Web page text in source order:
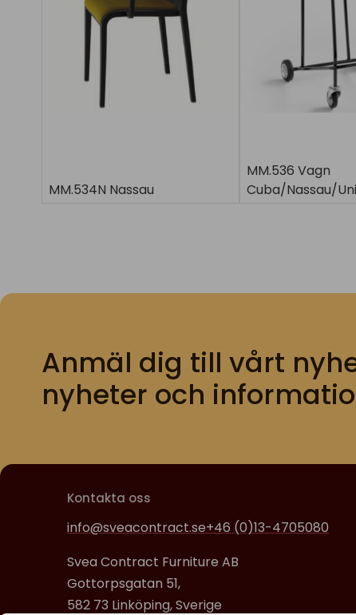
MM.534N Nassau
MM.536 Vagn
Cuba/Nassau/Uni
Anmäl dig till vårt
nyheter och
Kontakta oss
info@sveacontract.se+46 (0)13-4705080
Svea Contract Furniture AB
Gottorpsgatan 51,
582 73 Linköping, Sverige